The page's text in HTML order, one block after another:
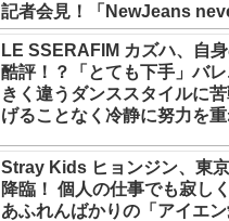
記者会見！「NewJeans
dies!」と微笑みの宣言！
2029年まで契約有効と主張
LE SSERAFIM カズハ、自
酷評！？「とても下手」バ
きく違うダンススタイルに
げることなく冷静に努力を
Stray Kids ヒョンジン、東
降臨！ 個人の仕事でも寂し
あふれんばかりの「アイエ